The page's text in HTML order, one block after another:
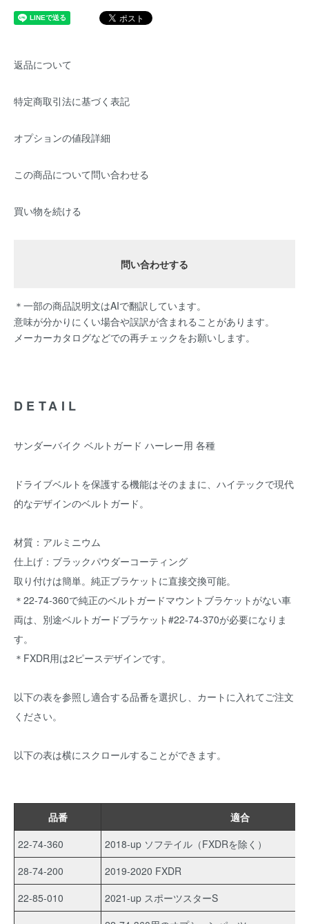
返品について
特定商取引法に基づく表記
オプションの値段詳細
この商品について問い合わせる
買い物を続ける
問い合わせする
＊一部の商品説明文はAIで翻訳しています。
意味が分かりにくい場合や誤訳が含まれることがあります。
メーカーカタログなどでの再チェックをお願いします。
DETAIL
サンダーバイク ベルトガード ハーレー用 各種
ドライブベルトを保護する機能はそのままに、ハイテックで現代
的なデザインのベルトガード。
材質：アルミニウム
仕上げ：ブラックパウダーコーティング
取り付けは簡単。純正ブラケットに直接交換可能。
＊22-74-360で純正のベルトガードマウントブラケットがない車
両は、別途ベルトガードブラケット#22-74-370が必要になりま
す。
＊FXDR用は2ピースデザインです。
以下の表を参照し適合する品番を選択し、カートに入れてご注文
ください。
以下の表は横にスクロールすることができます。
品番
適合
22-74-360
2018-up ソフテイル（FXDRを除く）
28-74-200
2019-2020 FXDR
22-85-010
2021-up スポーツスターS